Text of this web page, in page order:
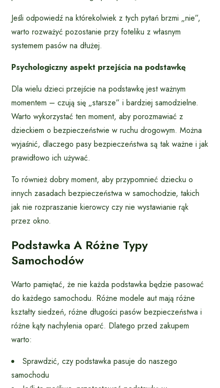
Jeśli odpowiedź na którekolwiek z tych pytań brzmi „nie”,
warto rozważyć pozostanie przy foteliku z własnym
systemem pasów na dłużej.
Psychologiczny aspekt przejścia na podstawkę
Dla wielu dzieci przejście na podstawkę jest ważnym
momentem – czują się „starsze” i bardziej samodzielne.
Warto wykorzystać ten moment, aby porozmawiać z
dzieckiem o bezpieczeństwie w ruchu drogowym. Można
wyjaśnić, dlaczego pasy bezpieczeństwa są tak ważne i jak
prawidłowo ich używać.
To również dobry moment, aby przypomnieć dziecku o
innych zasadach bezpieczeństwa w samochodzie, takich
jak nie rozpraszanie kierowcy czy nie wystawianie rąk
przez okno.
Podstawka A Różne Typy
Samochodów
Warto pamiętać, że nie każda podstawka będzie pasować
do każdego samochodu. Różne modele aut mają różne
kształty siedzeń, różne długości pasów bezpieczeństwa i
różne kąty nachylenia oparć. Dlatego przed zakupem
warto:
Sprawdzić, czy podstawka pasuje do naszego
samochodu